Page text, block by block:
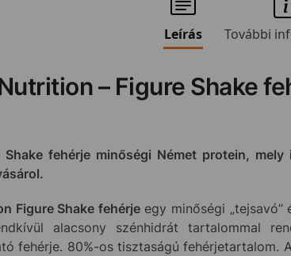
Leírás További
– Figure Shake
Shake fehérje minőségi Német protein,
Figure Shake fehérjeegy minőségi „tejsavó”
alacsony szénhidrát tartalommal
fehérje. 80%-os tisztaságú